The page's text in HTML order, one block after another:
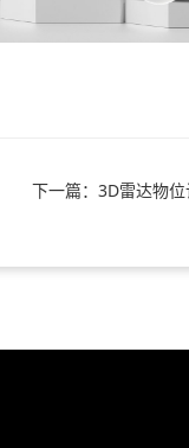
下一篇：3D雷达物